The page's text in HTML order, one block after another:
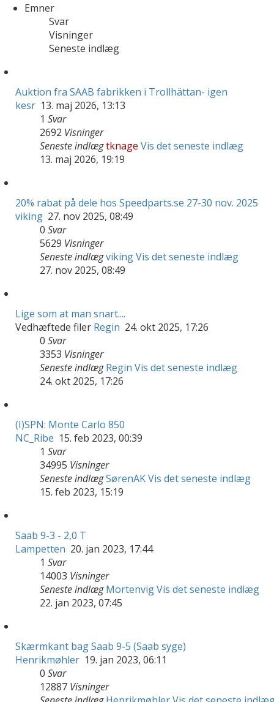
Emner
Svar
Visninger
Seneste indlæg
Auktion fra SAAB fabrikken i Trollhättan- igen
kesr 13. maj 2026, 13:13
1 Svar
2692 Visninger
Seneste indlægtknage Vis det seneste indlæg
13. maj 2026, 19:19
20% rabat på dele hos Speedparts.se 27-30 nov. 2025
viking 27. nov 2025, 08:49
0 Svar
5629 Visninger
Seneste indlægvikingVis det seneste indlæg
27. nov 2025, 08:49
Lige som at man snart....
Vedhæftede filer Regin 24. okt 2025, 17:26
0 Svar
3353 Visninger
Seneste indlægRegin Vis det seneste indlæg
24. okt 2025, 17:26
(I)SPN: Monte Carlo 850
NC_Ribe 15. feb 2023, 00:39
1 Svar
34995 Visninger
Seneste indlægSørenAKVis det seneste indlæg
15. feb 2023, 15:19
Saab 9-3 - 2,0 T
Lampetten 20. jan 2023, 17:44
1 Svar
14003 Visninger
Seneste indlægMortenvigVis det seneste indlæg
22. jan 2023, 07:45
Skærmkant bag Saab 9-5 (Saab syge)
Henrikmøhler 19. jan 2023, 06:11
0 Svar
12887 Visninger